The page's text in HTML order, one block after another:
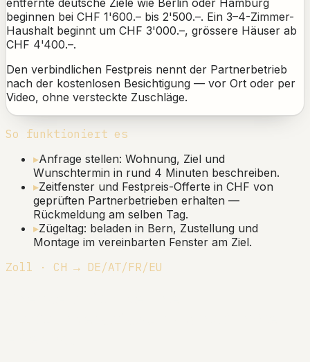
entfernte deutsche Ziele wie Berlin oder Hamburg
beginnen bei CHF 1'600.– bis 2'500.–. Ein 3–4-Zimmer-
Haushalt beginnt um CHF 3'000.–, grössere Häuser ab
CHF 4'400.–.
Den verbindlichen Festpreis nennt der Partnerbetrieb
nach der kostenlosen Besichtigung — vor Ort oder per
Video, ohne versteckte Zuschläge.
So funktioniert es
▸Anfrage stellen: Wohnung, Ziel und
Wunschtermin in rund 4 Minuten beschreiben.
▸Zeitfenster und Festpreis-Offerte in CHF von
geprüften Partnerbetrieben erhalten —
Rückmeldung am selben Tag.
▸Zügeltag: beladen in Bern, Zustellung und
Montage im vereinbarten Fenster am Ziel.
Zoll · CH → DE/AT/FR/EU